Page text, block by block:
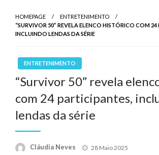
HOMEPAGE
ENTRETENIMENTO
“SURVIVOR 50” REVELA ELENCO HISTÓRICO COM 24
INCLUINDO LENDAS DA SÉRIE
ENTRETENIMENTO
“Survivor 50” revela
com 24 participantes,
lendas da série
Cláudia Neves
Posted
28 Maio 2025